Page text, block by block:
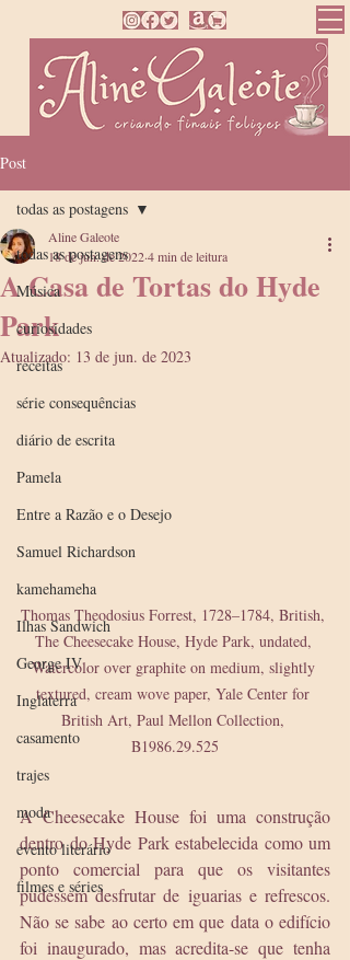
Post
todas as postagens
Música
curiosidades
receitas
série consequências
diário de escrita
Pamela
Entre a Razão e o Desejo
Samuel Richardson
kamehameha
Ilhas Sandwich
George IV
Inglaterra
casamento
trajes
moda
evento literário
filmes e séries
todas as postagens
A Casa de Tortas do Hyde
Park
Aline Galeote
18 de jun. de 20224 min de leitura
Atualizado: 13 de jun. de 2023
Thomas Theodosius Forrest, 1728–1784, British,
The Cheesecake House, Hyde Park, undated,
Watercolor over graphite on medium, slightly
textured, cream wove paper, Yale Center for
British Art, Paul Mellon Collection,
B1986.29.525
A Cheesecake House foi uma construção
dentro do Hyde Park estabelecida como um
ponto comercial para que os visitantes
pudessem desfrutar de iguarias e refrescos.
Não se sabe ao certo em que data o edifício
foi inaugurado, mas acredita-se que tenha